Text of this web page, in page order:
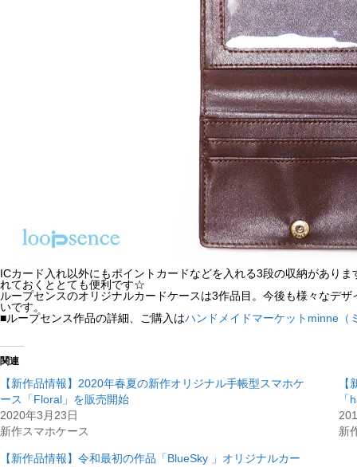
ICカード入れ以外にもポイントカードなどを入れる3段の収納があり
れておくととても便利です☆
ループセンスのオリジナルカードケースは3作品目。今後も様々なデ
いです。
■ループセンス作品の詳細、ご購入はハンドメイドマーケットminne（
関連
【新作品情報】2020年春夏の新作オリジナル手帳型スマホケ
ース「Floral」を販売開始
2020年3月23日
新作スマホケース
新
【新作品情報】令和最初の作品「BlueSky 」オリジナルカー